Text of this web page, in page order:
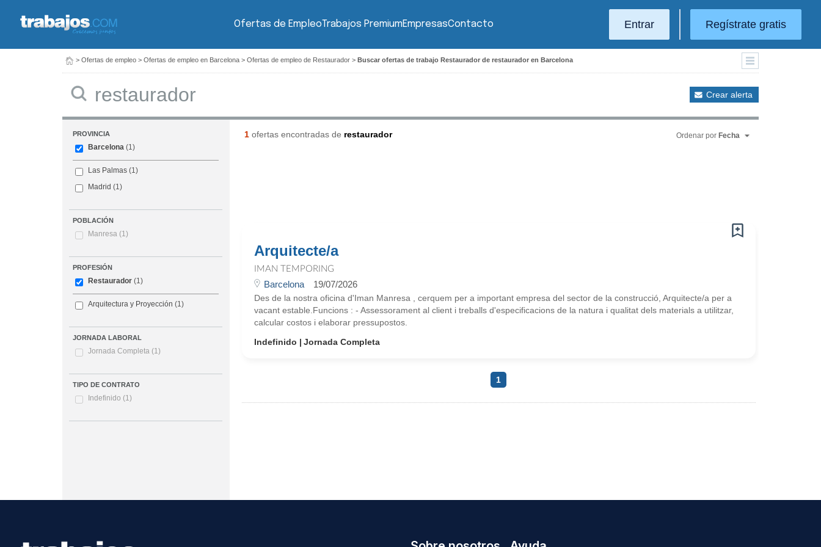
Ofertas de EmpleoTrabajos PremiumEmpresasContacto Entrar Regístrate gratis
> Ofertas de empleo > Ofertas de empleo en Barcelona > Ofertas de empleo de Restaurador > Buscar ofertas de trabajo Restaurador de restaurador en Barcelona
Crear alerta
PROVINCIA
Barcelona (1)
Las Palmas (1)
Madrid (1)
POBLACIÓN
Manresa (1)
PROFESIÓN
Restaurador (1)
Arquitectura y Proyección (1)
JORNADA LABORAL
Jornada Completa (1)
TIPO DE CONTRATO
Indefinido (1)
1ofertas encontradas de restaurador Ordenar por Fecha
Arquitecte/a
IMAN TEMPORING
Barcelona 19/07/2026
Des de la nostra oficina d'Iman Manresa , cerquem per a important empresa del sector de la construcció, Arquitecte/a per a
vacant estable.Funcions : - Assessorament al client i treballs d'especificacions de la natura i qualitat dels materials a utilitzar,
calcular costos i elaborar pressupostos.
Indefinido
Jornada Completa
1